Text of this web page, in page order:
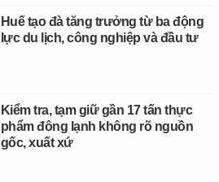
Huế tạo đà tăng trưởng từ ba động
lực du lịch, công nghiệp và đầu tư
Kiểm tra, tạm giữ gần 17 tấn thực
phẩm đông lạnh không rõ nguồn
gốc, xuất xứ